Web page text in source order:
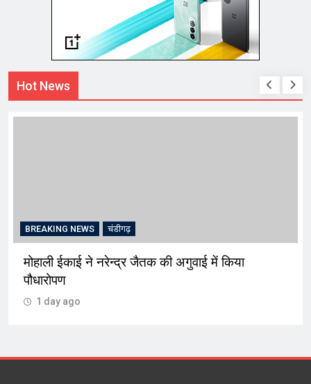
Hot News
BREAKING NEWS चंडीगढ़
मोहाली ईकाई ने नरेन्द्र जैतक की अगुवाई में किया
पौधारोपण
1 day ago